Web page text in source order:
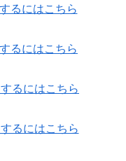
るにはこちら
るにはこちら
るにはこちら
るにはこちら